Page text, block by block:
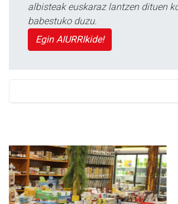
albisteak euskaraz lantzen dituen
babestuko duzu.
Egin AIURRIkide!